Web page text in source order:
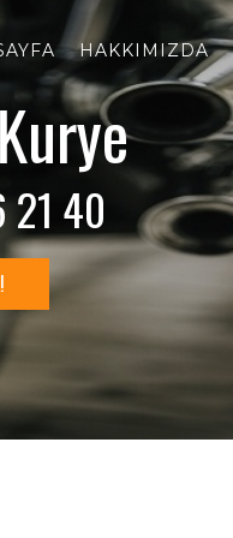
HAKKIMIZDA
40